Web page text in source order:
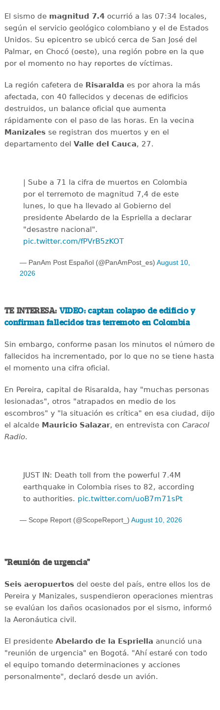
El sismo de magnitud 7.4ocurrió a las 07:34 locales,
según el servicio geológico colombiano y el de Estados
Unidos. Su epicentro se ubicó cerca de San José del
Palmar, en Chocó (oeste), una región pobre en la que
por el momento no hay reportes de víctimas.
La región cafetera de Risaralda es por ahora la más
afectada, con 40 fallecidos y decenas de edificios
destruidos, un balance oficial que aumenta
rápidamente con el paso de las horas. En la vecina
Manizalesse registran dos muertos y en el
departamento del Valle del Cauca, 27.
| Sube a 71 la cifra de muertos en Colombia
por el terremoto de magnitud 7,4 de este
lunes, lo que ha llevado al Gobierno del
presidente Abelardo de la Espriella a declarar
"desastre nacional".
pic.twitter.com/fPVrB5zKOT
— PanAm Post Español (@PanAmPost_es) August 10,
2026
TE INTERESA: VIDEO: captan colapso de edificio y
confirman fallecidos tras terremoto en Colombia
Sin embargo, conforme pasan los minutos el número de
fallecidos ha incrementado, por lo que no se tiene hasta
el momento una cifra oficial.
En Pereira, capital de Risaralda, hay "muchas personas
lesionadas", otros "atrapados en medio de los
escombros" y "la situación es crítica" en esa ciudad, dijo
el alcalde Mauricio Salazar, en entrevista con Caracol
Radio.
JUST IN: Death toll from the powerful 7.4M
earthquake in Colombia rises to 82, according
to authorities. pic.twitter.com/uoB7m71sPt
— Scope Report (@ScopeReport_) August 10, 2026
"Reunión de urgencia"
Seis aeropuertosdel oeste del país, entre ellos los de
Pereira y Manizales, suspendieron operaciones mientras
se evalúan los daños ocasionados por el sismo, informó
la Aeronáutica civil.
El presidente Abelardo de la Espriella anunció una
"reunión de urgencia" en Bogotá. "Ahí estaré con todo
el equipo tomando determinaciones y acciones
personalmente", declaró desde un avión.